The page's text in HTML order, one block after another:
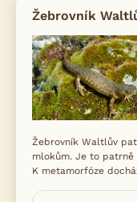
Žebrovník
Žebrovník Waltlův
mlokům. Je to patrně
K metamorfóze